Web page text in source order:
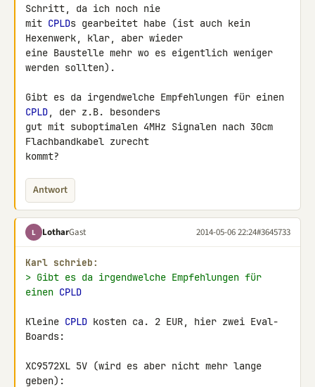
Schritt, da ich noch nie
mit CPLDs gearbeitet habe (ist auch kein
Hexenwerk, klar, aber wieder
eine Baustelle mehr wo es eigentlich weniger
werden sollten).
CPLD, der z.B. besonders
gut mit suboptimalen 4MHz Signalen nach 30cm
Flachbandkabel zurecht
kommt?
Antwort
L LotharGast 2014-05-06 22:24#3645733
Karl schrieb:
> Gibt es da irgendwelche Empfehlungen für
einen CPLD
Kleine CPLD kosten ca. 2 EUR, hier zwei Eval-
Boards:
XC9572XL 5V (wird es aber nicht mehr lange